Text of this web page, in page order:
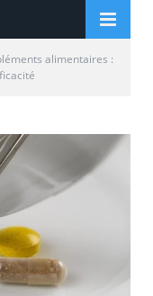
alimentaires :